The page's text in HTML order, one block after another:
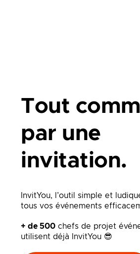
Tout
par une
invitation.
InvitYou, l’outil simple et
tous vos événements
+ de 500 chefs de projet
utilisent déjà InvitYou 😎